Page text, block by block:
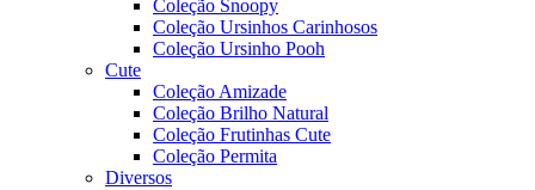
Coleção Snoopy
Coleção Ursinhos Carinhosos
Coleção Ursinho Pooh
Cute
Coleção Amizade
Coleção Brilho Natural
Coleção Frutinhas Cute
Coleção Permita
Diversos